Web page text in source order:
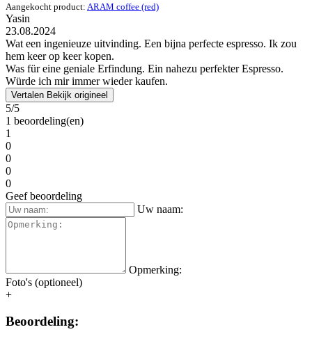
Aangekocht product: ARAM coffee (red)
Yasin
23.08.2024
Wat een ingenieuze uitvinding. Een bijna perfecte espresso. Ik zou
hem keer op keer kopen.
Was für eine geniale Erfindung. Ein nahezu perfekter Espresso.
Würde ich mir immer wieder kaufen.
Vertalen Bekijk origineel
5/5
1 beoordeling(en)
1
0
0
0
0
Geef beoordeling
Uw naam:
Opmerking:
Foto's (optioneel)
+
Beoordeling: